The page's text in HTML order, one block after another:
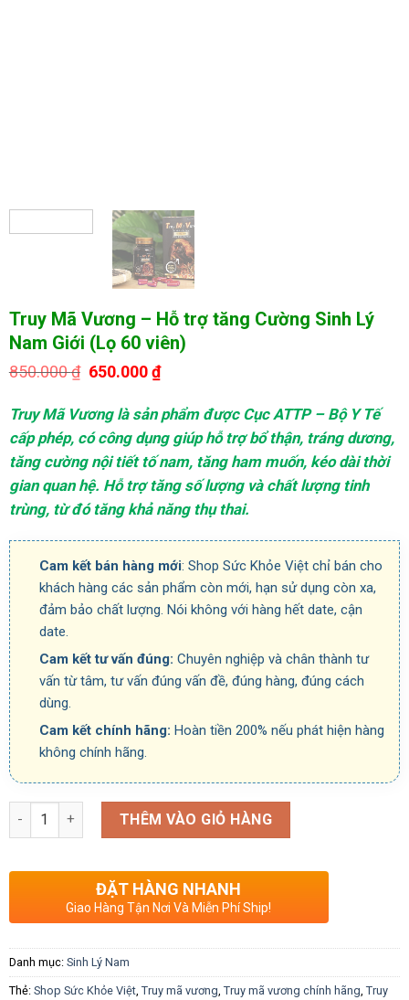
Truy Mã Vương – Hỗ trợ tăng Cường Sinh Lý
Nam Giới (Lọ 60 viên)
850.000₫ Giá
850.000 ₫.
650.000₫Giá
tại
là:
650.000 ₫.
Truy Mã Vương là sản phẩm được Cục ATTP – Bộ Y Tế
cấp phép, có công dụng giúp hỗ trợ bổ thận, tráng dương,
tăng cường nội tiết tố nam, tăng ham muốn, kéo dài thời
gian quan hệ. Hỗ trợ tăng số lượng và chất lượng tinh
trùng, từ đó tăng khả năng thụ thai.
Cam kết bán hàng mới: Shop Sức Khỏe Việt chỉ bán cho
khách hàng các sản phẩm còn mới, hạn sử dụng còn xa,
đảm bảo chất lượng. Nói không với hàng hết date, cận
date.
Cam kết tư vấn đúng: Chuyên nghiệp và chân thành tư
vấn từ tâm, tư vấn đúng vấn đề, đúng hàng, đúng cách
dùng.
Cam kết chính hãng: Hoàn tiền 200% nếu phát hiện hàng
không chính hãng.
Số lượng THÊM VÀO GIỎ HÀNG
ĐẶT HÀNG NHANH
Giao Hàng Tận Nơi Và Miễn Phí Ship!
Danh mục: Sinh Lý Nam
Thẻ: Shop Sức Khỏe Việt, Truy mã vương Truy mã vương chính hãng Truy